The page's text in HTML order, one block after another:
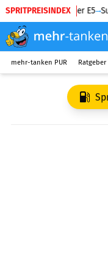
SPRITPREISINDEX
Diesel Super E5
mehr-tanken PUR Ratgeber